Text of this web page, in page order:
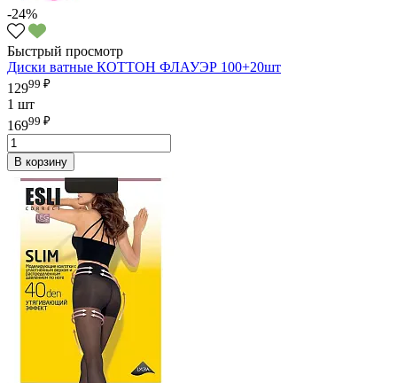
-24%
Быстрый просмотр
Диски ватные КОТТОН ФЛАУЭР 100+20шт
12999 ₽
1 шт
16999 ₽
В корзину